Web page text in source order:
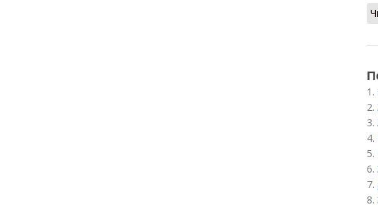
1.
2.
3.
4.
5.
6.
7.
8.